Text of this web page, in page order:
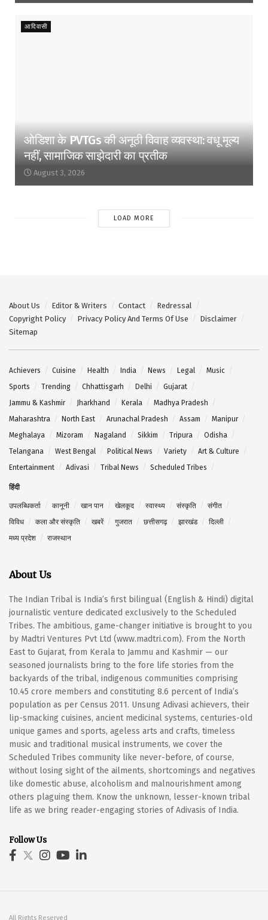
आदिवासी
ओडिशा के PVTGs की अनूठी विवाह व्यवस्था: वधू मूल्य
नहीं, सामाजिक साझेदारी का प्रतीक
August 3, 2026
LOAD MORE
About Us Editor & Writers Contact
Redressal
Copyright Policy
Privacy Policy And Terms Of Use
Disclaimer
Sitemap
Achievers Cuisine Health India News Legal
Music
Sports
Trending Chhattisgarh Delhi
Gujarat
Jammu & Kashmir
Jharkhand Kerala
Madhya Pradesh
Maharashtra
North East Arunachal Pradesh Assam
Manipur
Meghalaya
Mizoram Nagaland Sikkim Tripura
Odisha
Telangana
West Bengal Political News Variety
Art & Culture
Entertainment
Adivasi Tribal News Scheduled Tribes
हिंदी
उपलब्धिकर्ता कानूनी खान पान खेलकूद स्वास्थ्य संस्कृति
संगीत
विविध
कला और संस्कृति खबरें गुजरात छत्तीसगढ़ झारखंड
दिल्ली
मध्य प्रदेश
राजस्थान
About Us
The Indian Tribal is India’s first bilingual (English & Hindi) digital
journalistic venture dedicated exclusively to the Scheduled
Tribes. The ambitious, game-changer initiative is brought to you
by Madtri Ventures Pvt Ltd (www.madtri.com). From the North
East to Gujarat, from Kerala to Jammu and Kashmir — our
seasoned journalists bring to the fore life stories from the
backyards of the tribal, indigenous communities comprising
10.45 crore members and constituting 8.6 percent of India’s
population as per Census 2011. Unsung Adivasi achievers, their
lip-smacking cuisines, ancient medicinal systems, centuries-old
unique games and sports, ageless arts and crafts, timeless
music and traditional musical instruments, we cover the
Scheduled Tribes community like never-before, of course,
without losing sight of the ailments, shortcomings and negatives
like domestic abuse, alcoholism and malnourishment among
others plaguing them. Know the unknown, lesser-known tribal
life as we bring reader-engaging stories of Adivasis of India.
Follow Us
All Rights Reserved